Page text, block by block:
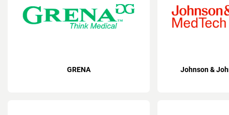
GRENA Johnson &